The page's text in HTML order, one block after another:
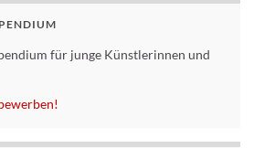
für junge Künstlerinnen und